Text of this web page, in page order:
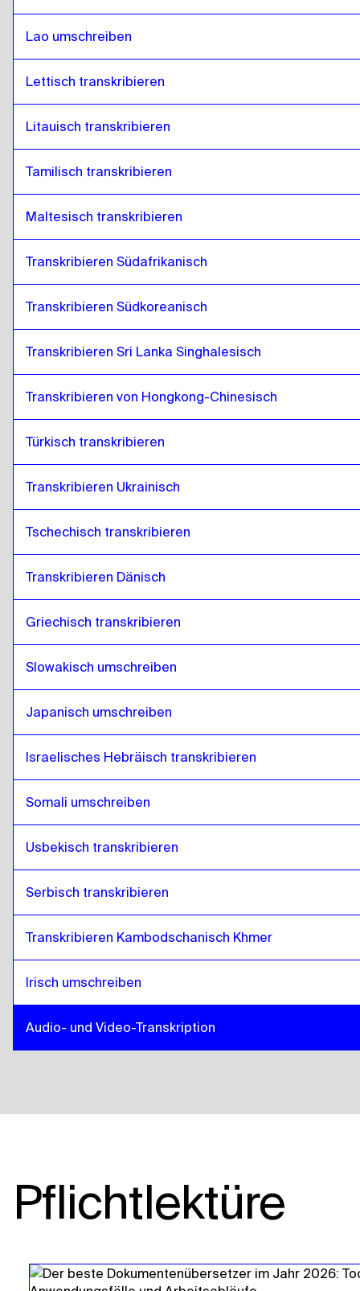
Lao umschreiben
Lettisch transkribieren
Litauisch transkribieren
Tamilisch transkribieren
Maltesisch transkribieren
Transkribieren Südafrikanisch
Transkribieren Südkoreanisch
Transkribieren Sri Lanka Singhalesisch
Transkribieren von Hongkong-Chinesisch
Türkisch transkribieren
Transkribieren Ukrainisch
Tschechisch transkribieren
Transkribieren Dänisch
Griechisch transkribieren
Slowakisch umschreiben
Japanisch umschreiben
Israelisches Hebräisch transkribieren
Somali umschreiben
Usbekisch transkribieren
Serbisch transkribieren
Transkribieren Kambodschanisch Khmer
Irisch umschreiben
Audio- und Video-Transkription
Pflichtlektüre